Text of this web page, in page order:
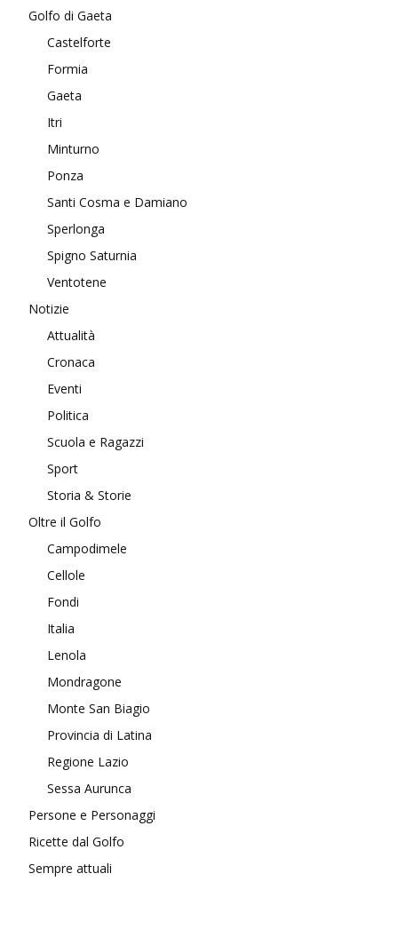
Golfo di Gaeta
Castelforte
Formia
Gaeta
Itri
Minturno
Ponza
Santi Cosma e Damiano
Sperlonga
Spigno Saturnia
Ventotene
Notizie
Attualità
Cronaca
Eventi
Politica
Scuola e Ragazzi
Sport
Storia & Storie
Oltre il Golfo
Campodimele
Cellole
Fondi
Italia
Lenola
Mondragone
Monte San Biagio
Provincia di Latina
Regione Lazio
Sessa Aurunca
Persone e Personaggi
Ricette dal Golfo
Sempre attuali